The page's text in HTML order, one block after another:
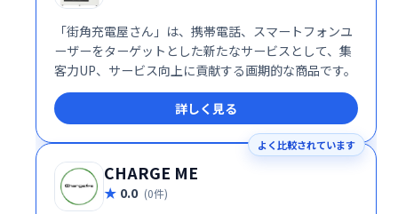
「街角充電屋さん」は、携帯電話、スマートフォンユ
ーザーをターゲットとした新たなサービスとして、集
客力UP、サービス向上に貢献する画期的な商品です。
詳しく見る
よく比較されています
CHARGE ME
0.0 (0件)